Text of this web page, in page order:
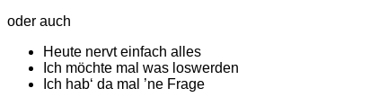
oder auch
Heute nervt einfach alles
Ich möchte mal was loswerden
Ich hab‘ da mal ’ne Frage